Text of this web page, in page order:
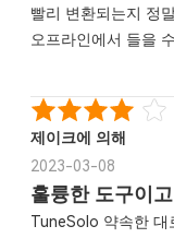
빨리 변환되는지 정
오프라인에서 들을
제이크에 의해
2023-03-08
훌륭한 도구이
TuneSolo 약속한 대